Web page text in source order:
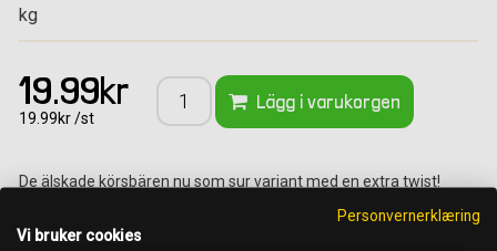
kg
19.99kr
19.99kr /st
Lägg i varukorgen
De älskade körsbären nu som sur variant med en extra twist!
Personvernerklæring
Vi bruker cookies